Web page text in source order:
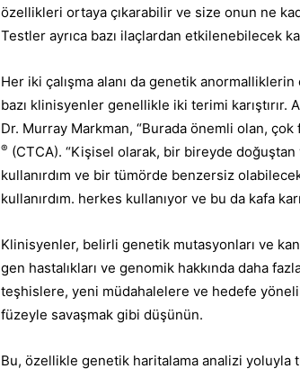
özellikleri ortaya çıkarabilir ve size onun ne
Testler ayrıca bazı ilaçlardan etkilenebilecek
Her iki çalışma alanı da genetik
bazı klinisyenler genellikle iki terimi karıştırır.
Dr. Murray Markman, “Burada önemli olan,
® (CTCA). “Kişisel olarak, bir bireyde doğuştan
kullanırdım ve bir tümörde benzersiz
kullanırdım. herkes kullanıyor ve bu da kafa
Klinisyenler, belirli genetik mutasyonları ve
gen hastalıkları ve genomik hakkında daha
teşhislere, yeni müdahalelere ve hedefe
füzeyle savaşmak gibi düşünün.
Bu, özellikle genetik haritalama analizi